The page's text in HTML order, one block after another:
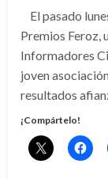
El pasado
Premios Feroz,
Informadores
joven
resultados
¡Compártelo!